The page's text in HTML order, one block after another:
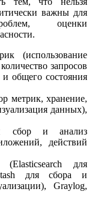
важны для
оценки
(использование
запросов
и общего состояния
метрик, хранение,
данных),
сбор и анализ
действий
для
для сбора и
Graylog,